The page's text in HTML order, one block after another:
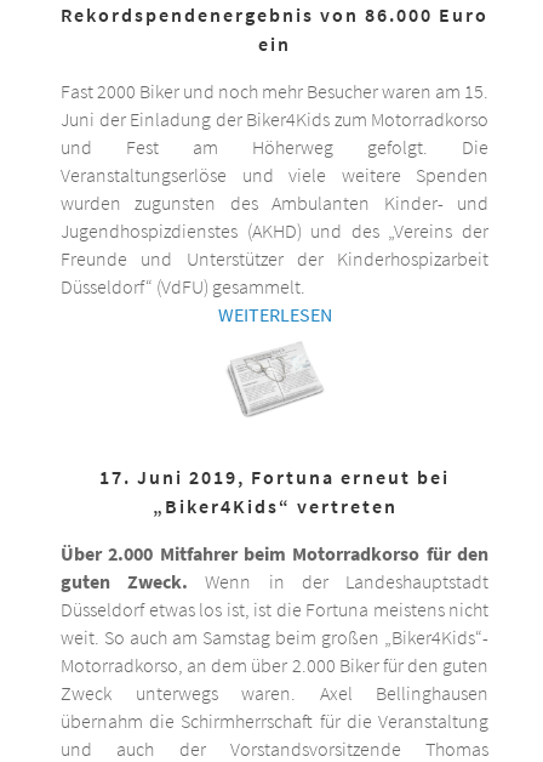
Rekordspendenergebnis von 86.000 Euro
ein
Fast 2000 Biker und noch mehr Besucher waren am 15.
Juni der Einladung der Biker4Kids zum Motorradkorso
und Fest am Höherweg gefolgt. Die
Veranstaltungserlöse und viele weitere Spenden
wurden zugunsten des Ambulanten Kinder- und
Jugendhospizdienstes (AKHD) und des „Vereins der
Freunde und Unterstützer der Kinderhospizarbeit
Düsseldorf“ (VdFU) gesammelt.
WEITERLESEN
17. Juni 2019, Fortuna erneut bei
„Biker4Kids“ vertreten
Über 2.000 Mitfahrer beim Motorradkorso für den
guten Zweck. Wenn in der Landeshauptstadt
Düsseldorf etwas los ist, ist die Fortuna meistens nicht
weit. So auch am Samstag beim großen „Biker4Kids“-
Motorradkorso, an dem über 2.000 Biker für den guten
Zweck unterwegs waren. Axel Bellinghausen
übernahm die Schirmherrschaft für die Veranstaltung
und auch der Vorstandsvorsitzende Thomas